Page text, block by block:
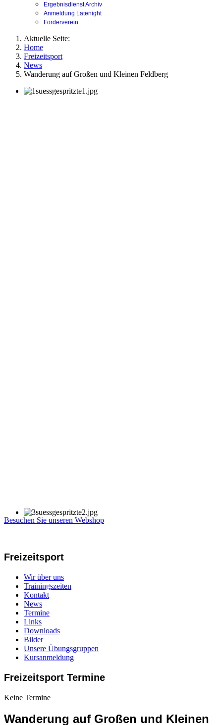
Ergebnisdienst Archiv
Anmeldung Latenight
Förderverein
Aktuelle Seite:
Home
Freizeitsport
News
Wanderung auf Großen und Kleinen Feldberg
Besuchen Sie unseren Webshop
Freizeitsport
Wir über uns
Trainingszeiten
Kontakt
News
Termine
Links
Downloads
Bilder
Unsere Übungsgruppen
Kursanmeldung
Freizeitsport Termine
Keine Termine
Wanderung auf Großen und Kleinen